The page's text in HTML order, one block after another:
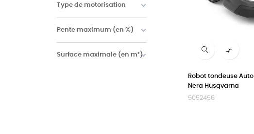
Type de motorisation
Pente maximum (en %)
Surface maximale (en m²)

Robot tondeuse
Nera Husqvarna
5052456